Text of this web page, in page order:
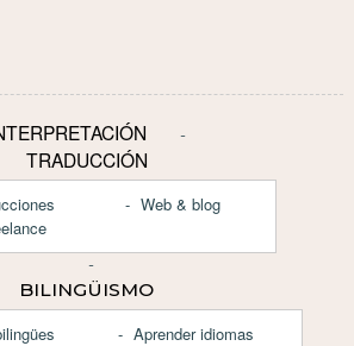
TRADUCCIÓN
Web & blog
BILINGÜISMO
Aprender idiomas